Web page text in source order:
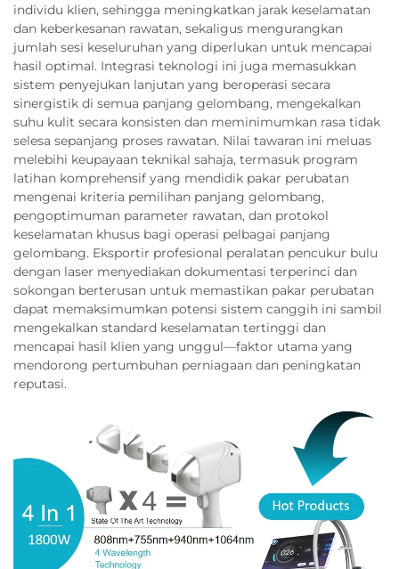
individu klien, sehingga meningkatkan jarak keselamatan
dan keberkesanan rawatan, sekaligus mengurangkan
jumlah sesi keseluruhan yang diperlukan untuk mencapai
hasil optimal. Integrasi teknologi ini juga memasukkan
sistem penyejukan lanjutan yang beroperasi secara
sinergistik di semua panjang gelombang, mengekalkan
suhu kulit secara konsisten dan meminimumkan rasa tidak
selesa sepanjang proses rawatan. Nilai tawaran ini meluas
melebihi keupayaan teknikal sahaja, termasuk program
latihan komprehensif yang mendidik pakar perubatan
mengenai kriteria pemilihan panjang gelombang,
pengoptimuman parameter rawatan, dan protokol
keselamatan khusus bagi operasi pelbagai panjang
gelombang. Eksportir profesional peralatan pencukur bulu
dengan laser menyediakan dokumentasi terperinci dan
sokongan berterusan untuk memastikan pakar perubatan
dapat memaksimumkan potensi sistem canggih ini sambil
mengekalkan standard keselamatan tertinggi dan
mencapai hasil klien yang unggul—faktor utama yang
mendorong pertumbuhan perniagaan dan peningkatan
reputasi.